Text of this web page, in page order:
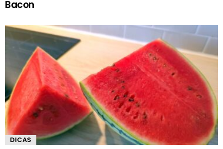
Bacon
DICAS